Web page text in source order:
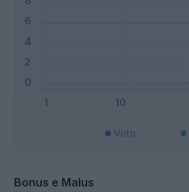
Voto
Bonus e Malus